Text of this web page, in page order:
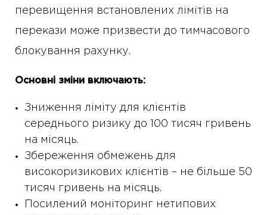
перевищення встановлених лімітів на
перекази може призвести до тимчасового
блокування рахунку.
Основні зміни включають:
Зниження ліміту для клієнтів
середнього ризику до 100 тисяч гривень
на місяць.
Збереження обмежень для
високоризикових клієнтів – не більше 50
тисяч гривень на місяць.
Посилений моніторинг нетипових